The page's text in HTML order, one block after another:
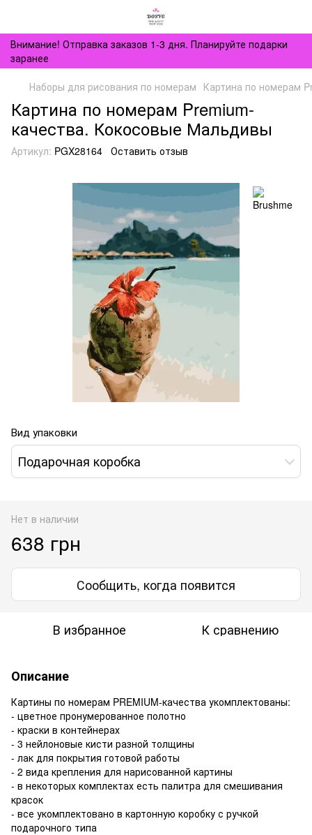
Внимание! Отправка заказов 1-3 дня. Планируйте подарки
заранее
Наборы для рисования по номерам Картина по номерам
Картина по номерам Premium-
качества. Кокосовые Мальдивы
Артикул: PGX28164 Оставить отзыв
Вид упаковки
Подарочная коробка
Нет в наличии
638 грн
Сообщить, когда появится
В избранное К сравнению
Описание
Картины по номерам PREMIUM-качества укомплектованы:
- цветное пронумерованное полотно
- краски в контейнерах
- 3 нейлоновые кисти разной толщины
- лак для покрытия готовой работы
- 2 вида крепления для нарисованной картины
- в некоторых комплектах есть палитра для смешивания
красок
- все укомплектовано в картонную коробку с ручкой
подарочного типа